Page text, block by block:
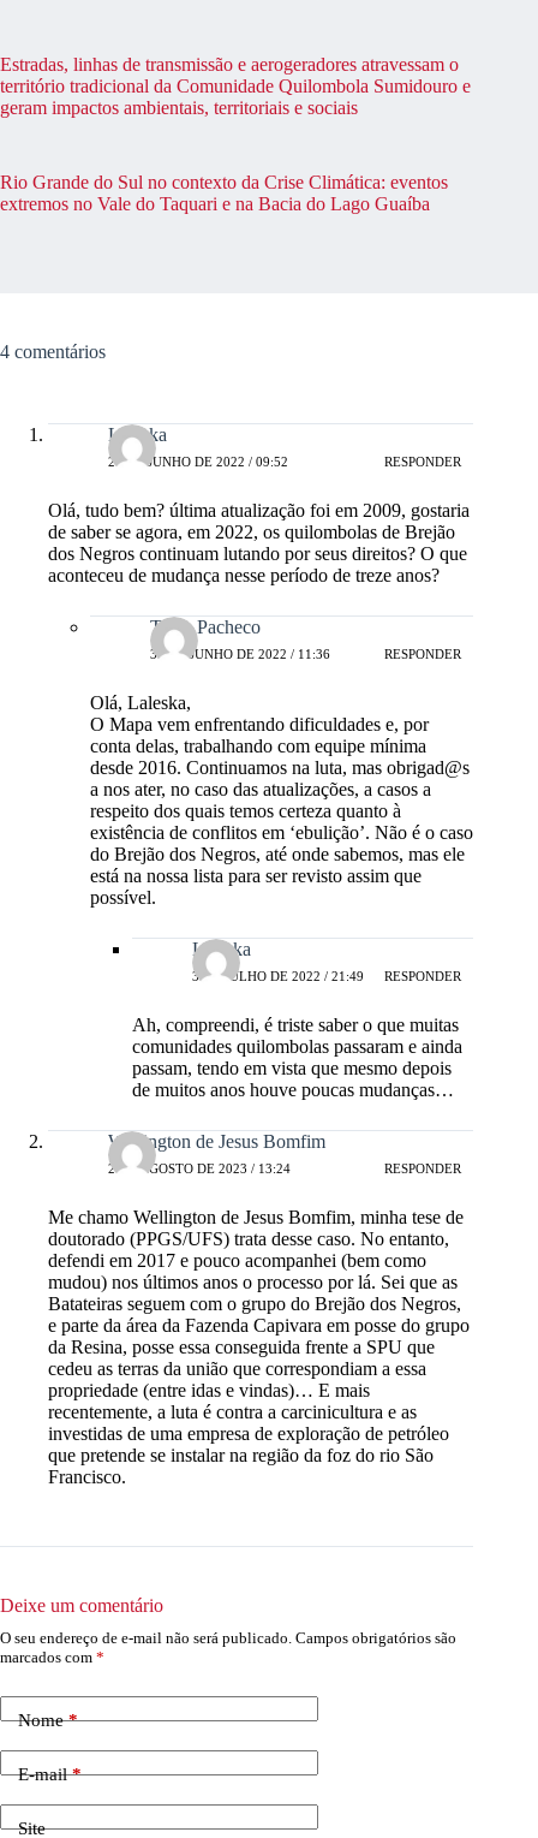
Estradas, linhas de transmissão e aerogeradores atravessam o
território tradicional da Comunidade Quilombola Sumidouro e
geram impactos ambientais, territoriais e sociais
Rio Grande do Sul no contexto da Crise Climática: eventos
extremos no Vale do Taquari e na Bacia do Lago Guaíba
4 comentários
Laleska
27 DE JUNHO DE 2022 / 09:52 RESPONDER
Olá, tudo bem? última atualização foi em 2009, gostaria
de saber se agora, em 2022, os quilombolas de Brejão
dos Negros continuam lutando por seus direitos? O que
aconteceu de mudança nesse período de treze anos?
Tania Pacheco
30 DE JUNHO DE 2022 / 11:36 RESPONDER
Olá, Laleska,
O Mapa vem enfrentando dificuldades e, por
conta delas, trabalhando com equipe mínima
desde 2016. Continuamos na luta, mas obrigad@s
a nos ater, no caso das atualizações, a casos a
respeito dos quais temos certeza quanto à
existência de conflitos em ‘ebulição’. Não é o caso
do Brejão dos Negros, até onde sabemos, mas ele
está na nossa lista para ser revisto assim que
possível.
Laleska
3 DE JULHO DE 2022 / 21:49 RESPONDER
Ah, compreendi, é triste saber o que muitas
comunidades quilombolas passaram e ainda
passam, tendo em vista que mesmo depois
de muitos anos houve poucas mudanças…
Wellington de Jesus Bomfim
2 DE AGOSTO DE 2023 / 13:24 RESPONDER
Me chamo Wellington de Jesus Bomfim, minha tese de
doutorado (PPGS/UFS) trata desse caso. No entanto,
defendi em 2017 e pouco acompanhei (bem como
mudou) nos últimos anos o processo por lá. Sei que as
Batateiras seguem com o grupo do Brejão dos Negros,
e parte da área da Fazenda Capivara em posse do grupo
da Resina, posse essa conseguida frente a SPU que
cedeu as terras da união que correspondiam a essa
propriedade (entre idas e vindas)… E mais
recentemente, a luta é contra a carcinicultura e as
investidas de uma empresa de exploração de petróleo
que pretende se instalar na região da foz do rio São
Francisco.
Deixe um comentário
O seu endereço de e-mail não será publicado. Campos obrigatórios são
marcados com *
Nome*
E-mail*
Site